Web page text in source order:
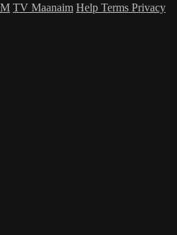
TV Maanaim Help Terms Privacy